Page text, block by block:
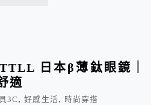
日本β薄鈦眼鏡｜
適
3C ,好感生活, 時尚穿搭